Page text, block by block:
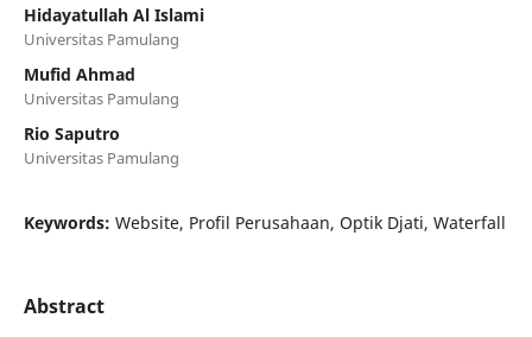
Hidayatullah Al Islami
Universitas Pamulang
Mufid Ahmad
Universitas Pamulang
Rio Saputro
Universitas Pamulang
Keywords: Website, Profil Perusahaan, Optik Djati, Waterfall
Abstract